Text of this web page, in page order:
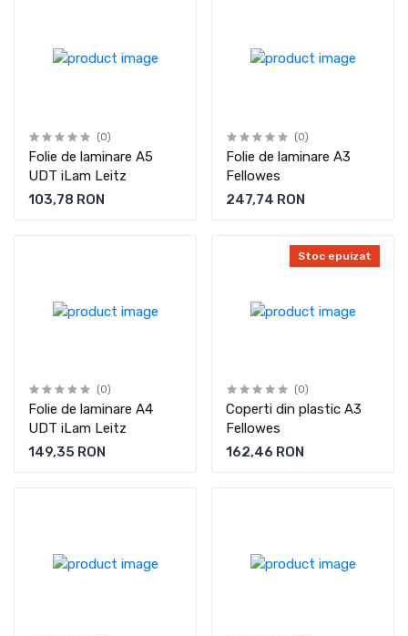
(0)
Folie de laminare A5
UDT iLam Leitz
103,78 RON
(0)
Folie de laminare A3
Fellowes
247,74 RON
(0)
Folie de laminare A4
UDT iLam Leitz
149,35 RON
Stoc epuizat
(0)
Coperti din plastic A3
Fellowes
162,46 RON